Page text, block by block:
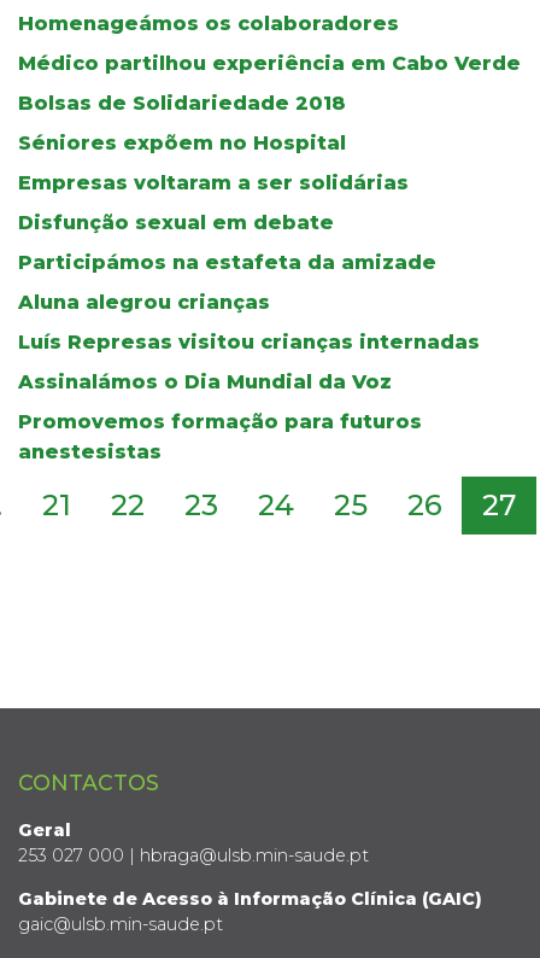
Homenageámos os colaboradores
Médico partilhou experiência em Cabo Verde
Bolsas de Solidariedade 2018
Séniores expõem no Hospital
Empresas voltaram a ser solidárias
Disfunção sexual em debate
Participámos na estafeta da amizade
Aluna alegrou crianças
Luís Represas visitou crianças internadas
Assinalámos o Dia Mundial da Voz
Promovemos formação para futuros
anestesistas
21 22 23 24 25 26 27
CONTACTOS
Geral
253 027 000 | hbraga@ulsb.min-saude.pt
Gabinete de Acesso à Informação Clínica (GAIC)
gaic@ulsb.min-saude.pt